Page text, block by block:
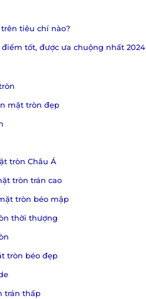
tiêu chí nào?
tốt, được ưa chuộng nhất 2024
mặt tròn đẹp
tròn Châu Á
tròn trán cao
tròn béo mập
thời thượng
tròn béo đẹp
trán thấp